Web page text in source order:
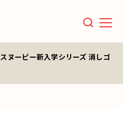
Menu
スヌーピー新入学シリーズ 消しゴ